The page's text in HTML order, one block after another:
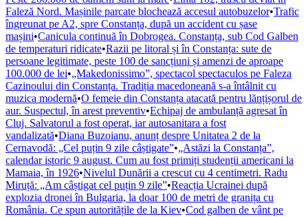
Faleză Nord. Mașinile parcate blochează accesul autobuzelor•Trafic
îngreunat pe A2, spre Constanța, după un accident cu șase
mașini•Canicula continuă în Dobrogea. Constanța, sub Cod Galben
de temperaturi ridicate•Razii pe litoral și în Constanța: sute de
persoane legitimate, peste 100 de sancțiuni și amenzi de aproape
100.000 de lei•„Makedonissimo”, spectacol spectaculos pe Faleza
Cazinoului din Constanța. Tradiția macedoneană s-a întâlnit cu
muzica modernă•O femeie din Constanța atacată pentru lănțișorul de
aur. Suspectul, în arest preventiv•Echipaj de ambulanță agresat în
Cluj. Salvatorul a fost operat, iar autosanitara a fost
vandalizată•Diana Buzoianu, anunț despre Unitatea 2 de la
Cernavodă: „Cel puțin 9 zile câștigate”•„Astăzi la Constanța”,
calendar istoric 9 august. Cum au fost primiți studenții americani la
Mamaia, în 1926•Nivelul Dunării a crescut cu 4 centimetri. Radu
Miruță: „Am câștigat cel puțin 9 zile”•Reacția Ucrainei după
explozia dronei în Bulgaria, la doar 100 de metri de granița cu
România. Ce spun autoritățile de la Kiev•Cod galben de vânt pe